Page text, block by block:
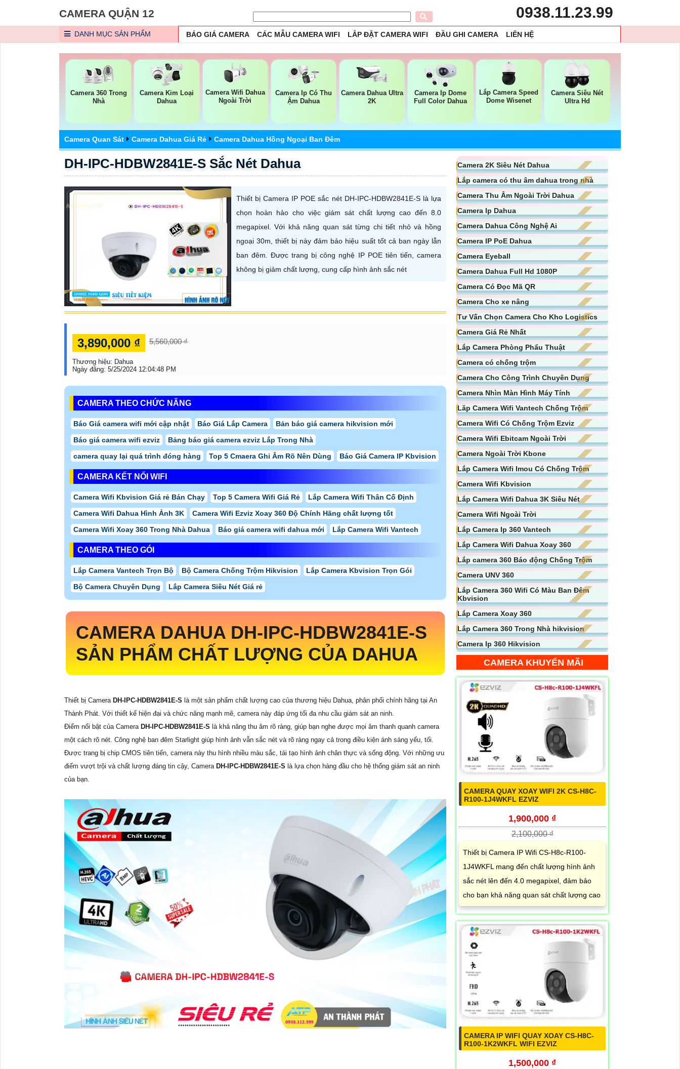
CAMERA QUẬN 12 0938.11.23.99
DANH MỤC SẢN PHẨM BÁO GIÁ CAMERA CÁC MẪU CAMERA WIFI LẮP ĐẶT CAMERA WIFI ĐẦU GHI CAMERA LIÊN HỆ
Camera 360 Trong
Nhà
Camera Kim Loại
Dahua
Camera Wifi Dahua
Ngoài Trời
Camera Ip Có Thu
Ậm Dahua
Camera Dahua Ultra
2K
Camera Ip Dome
Full Color Dahua
Lắp Camera Speed
Dome Wisenet
Camera Siêu Nét
Ultra Hd
Camera Quan Sát Camera Dahua Giá Rẻ Camera Dahua Hồng Ngoại Ban Đêm
DH-IPC-HDBW2841E-S Sắc Nét Dahua
Thiết bị Camera IP POE sắc nét DH-IPC-HDBW2841E-S là lựa
chọn hoàn hảo cho việc giám sát chất lượng cao đến 8.0
megapixel. Với khả năng quan sát từng chi tiết nhỏ và hồng
ngoại 30m, thiết bị này đảm bảo hiệu suất tốt cả ban ngày lẫn
ban đêm. Được trang bị công nghệ IP POE tiên tiến, camera
không bị giảm chất lượng, cung cấp hình ảnh sắc nét
3,890,000 ₫ 5,560,000 ₫
Thương hiệu: Dahua
Ngày đăng: 5/25/2024 12:04:48 PM
CAMERA THEO CHỨC NĂNG
Báo Giá camera wifi mới cập nhật Báo Giá Lắp Camera
Bản báo giá camera hikvision mới
Báo giá camera wifi ezviz
Bảng báo giá camera ezviz Lắp Trong Nhà
camera quay lại quá trình đóng hàng
Top 5 Cmaera Ghi Âm Rõ Nên Dùng Báo Giá Camera IP Kbvision
CAMERA KẾT NỐI WIFI
Camera Wifi Kbvision Giá rẻ Bán Chạy Top 5 Camera Wifi Giá Rẻ
Lắp Camera Wifi Thân Cố Định
Camera Wifi Dahua Hình Ảnh 3K
Camera Wifi Ezviz Xoay 360 Độ Chính Hãng chất lượng tốt
Camera Wifi Xoay 360 Trong Nhà Dahua
Báo giá camera wifi dahua mới Lắp Camera Wifi Vantech
CAMERA THEO GÓI
Lắp Camera Vantech Trọn Bộ Bộ Camera Chống Trộm Hikvision
Lắp Camera Kbvision Trọn Gói
Bộ Camera Chuyên Dụng
Lắp Camera Siêu Nét Giá rẻ
CAMERA DAHUA DH-IPC-HDBW2841E-S
SẢN PHẨM CHẤT LƯỢNG CỦA DAHUA
Thiết bị Camera DH-IPC-HDBW2841E-S là một sản phẩm chất lượng cao của thương hiệu Dahua, phân phối chính hãng tại An
Thành Phát. Với thiết kế hiện đại và chức năng mạnh mẽ, camera này đáp ứng tối đa nhu cầu giám sát an ninh.
Điểm nổi bật của Camera DH-IPC-HDBW2841E-S là khả năng thu âm rõ ràng, giúp bạn nghe được mọi âm thanh quanh camera
một cách rõ nét. Công nghệ ban đêm Starlight giúp hình ảnh vẫn sắc nét và rõ ràng ngay cả trong điều kiện ánh sáng yếu, tối.
Được trang bị chip CMOS tiên tiến, camera này thu hình nhiều màu sắc, tái tạo hình ảnh chân thực và sống động. Với những ưu
điểm vượt trội và chất lượng đáng tin cậy, Camera DH-IPC-HDBW2841E-S là lựa chọn hàng đầu cho hệ thống giám sát an ninh
của bạn.
Camera 2K Siêu Nét Dahua
Lắp camera có thu âm dahua trong nhà
Camera Thu Âm Ngoài Trời Dahua
Camera Ip Dahua
Camera Dahua Công Nghệ Ai
Camera IP PoE Dahua
Camera Eyeball
Camera Dahua Full Hd 1080P
Camera Có Đọc Mã QR
Camera Cho xe nâng
Tư Vấn Chọn Camera Cho Kho Logistics
Camera Giá Rẻ Nhất
Lắp Camera Phòng Phẩu Thuật
Camera có chống trộm
Camera Cho Công Trình Chuyên Dụng
Camera Nhìn Màn Hình Máy Tính
Lăp Camera Wifi Vantech Chống Trộm
Camera Wifi Có Chống Trộm Ezviz
Camera Wifi Ebitcam Ngoài Trời
Camera Ngoài Trời Kbone
Lắp Camera Wifi Imou Có Chống Trộm
Camera Wifi Kbvision
Lắp Camera Wifi Dahua 3K Siêu Nét
Camera Wifi Ngoài Trời
Lắp Camera Ip 360 Vantech
Lắp Camera Wifi Dahua Xoay 360
Lắp camera 360 Báo động Chống Trộm
Camera UNV 360
Lắp Camera 360 Wifi Có Màu Ban Đêm
Kbvision
Lắp Camera Xoay 360
Lắp Camera 360 Trong Nhà hikvision
Camera Ip 360 Hikvision
CAMERA KHUYẾN MÃI
CAMERA QUAY XOAY WIFI 2K CS-H8C-
R100-1J4WKFL EZVIZ
1,900,000 ₫
2,100,000 ₫
Thiết bị Camera IP Wifi CS-H8c-R100-
1J4WKFL mang đến chất lượng hình ảnh
sắc nét lên đến 4.0 megapixel, đảm bảo
cho bạn khả năng quan sát chất lượng cao
CAMERA IP WIFI QUAY XOAY CS-H8C-
R100-1K2WKFL WIFI EZVIZ
1,500,000 ₫